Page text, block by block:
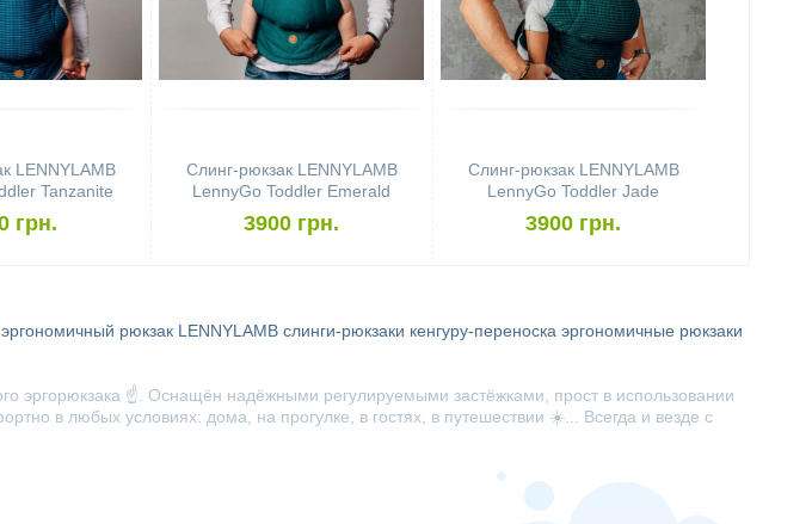
LENNYLAMB
Tanzanite
грн.
Слинг-рюкзак LENNYLAMB
LennyGo Toddler Emerald
3900 грн.
Слинг-рюкзак LENNYLAMB
LennyGo Toddler Jade
3900 грн.
эргономичный рюкзак LENNYLAMB слинги-рюкзаки кенгуру-переноска эргономичные рюкзаки
эргорюкзака ☝️. Оснащён надёжными регулируемыми застёжками, прост в использовании
в любых условиях: дома, на прогулке, в гостях, в путешествии ☀️... Всегда и везде с